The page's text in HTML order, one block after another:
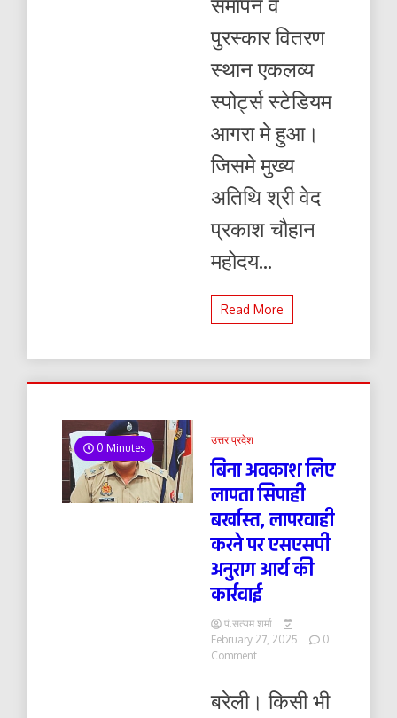
पुरस्कार वितरण
स्थान एकलव्य
स्पोर्ट्स स्टेडियम
आगरा मे हुआ।
जिसमे मुख्य
अतिथि श्री वेद
प्रकाश चौहान
महोदय...
Read More
0 Minutes
उत्तर प्रदेश
बिना अवकाश लिए
लापता सिपाही
बर्खास्त, लापरवाही
करने पर एसएसपी
अनुराग आर्य की
कार्रवाई
पं.सत्यम शर्मा
February 27, 2025
0
Commenton
बरेली। किसी भी